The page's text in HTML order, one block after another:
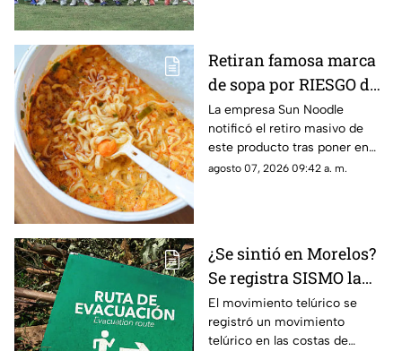
Retiran famosa marca
de sopa por RIESGO de
alergia; autoridades
piden no consumir el
producto
La empresa Sun Noodle
notificó el retiro masivo de
este producto tras poner en
riesgo a una parte de la
agosto 07, 2026 09:42 a. m.
¿Se sintió en Morelos?
Se registra SISMO la
mañana de este viernes
7 de agosto
El movimiento telúrico se
registró un movimiento
telúrico en las costas de